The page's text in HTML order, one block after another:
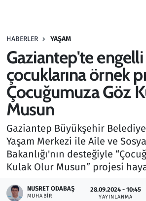
HABERLER YAŞAM
Gaziantep'te
çocuklarına örnek
Çocuğumuza Göz
Musun
Gaziantep Büyükşehir
Yaşam Merkezi ile Aile ve
Bakanlığı'nın desteğiyle
Kulak Olur Musun” projesi
NUSRET ODABAŞ
MUHABIR
28.09.2024 - 10:45
YAYINLANMA
Haber
Kültür Sanat
Kurumsal Haberler
Lezzet Durağı
Memur ve Kamu
Otomobil
Oyun